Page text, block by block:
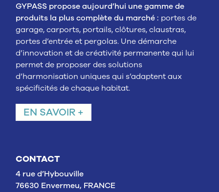
GYPASS propose aujourd’hui une gamme de
produits la plus complète du marché : portes de
garage, carports, portails, clôtures, claustras,
portes d’entrée et pergolas. Une démarche
d’innovation et de créativité permanente qui lui
permet de proposer des solutions
d’harmonisation uniques qui s’adaptent aux
spécificités de chaque habitat.
EN SAVOIR +
CONTACT
4 rue d’Hybouville
76630 Envermeu, FRANCE